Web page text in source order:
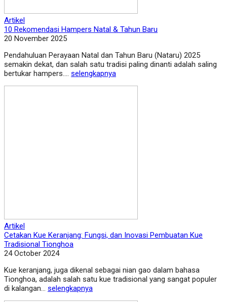
Artikel
10 Rekomendasi Hampers Natal & Tahun Baru
20 November 2025
Pendahuluan Perayaan Natal dan Tahun Baru (Nataru) 2025
semakin dekat, dan salah satu tradisi paling dinanti adalah saling
bertukar hampers.... selengkapnya
Artikel
Cetakan Kue Keranjang: Fungsi, dan Inovasi Pembuatan Kue
Tradisional Tionghoa
24 October 2024
Kue keranjang, juga dikenal sebagai nian gao dalam bahasa
Tionghoa, adalah salah satu kue tradisional yang sangat populer
di kalangan... selengkapnya